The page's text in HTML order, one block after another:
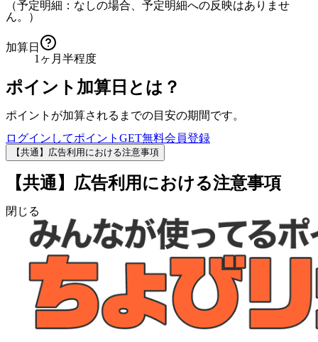
（予定明細：なしの場合、予定明細への反映はありませ
ん。）
加算日
1ヶ月半程度
ポイント加算日とは？
ポイントが加算されるまでの目安の期間です。
ログインしてポイントGET無料会員登録
【共通】広告利用における注意事項
【共通】広告利用における注意事項
閉じる